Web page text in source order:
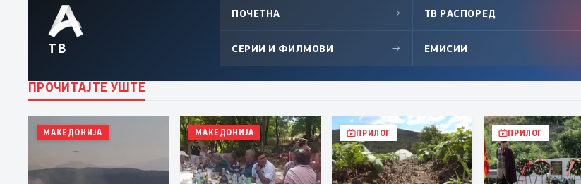
ТВ
ПОЧЕТНА → ТВ РАСПОРЕД
СЕРИИ И ФИЛМОВИ → ЕМИСИИ
ПРОЧИТАЈТЕ УШТЕ
МАКЕДОНИЈА МАКЕДОНИЈА ПРИЛОГ ПРИЛОГ